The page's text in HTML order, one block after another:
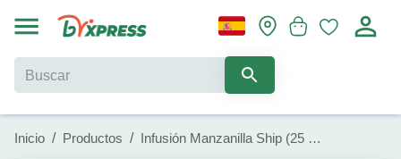
Inicio / Productos / Infusión Manzanilla Ship (25 sobres)